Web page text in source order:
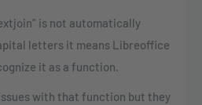
is not automatically
letters it means Libreoffice
it as a function.
with that function but they